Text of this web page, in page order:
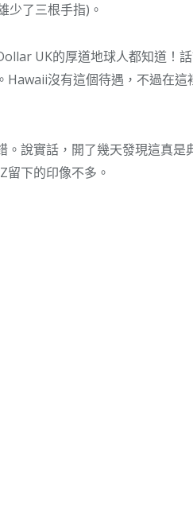
少了三根手指)。
UK的厚道地球人都知道！
Hawaii沒有這個待遇，不過在這
說實話，開了幾天發現這真是
下的印像不多。